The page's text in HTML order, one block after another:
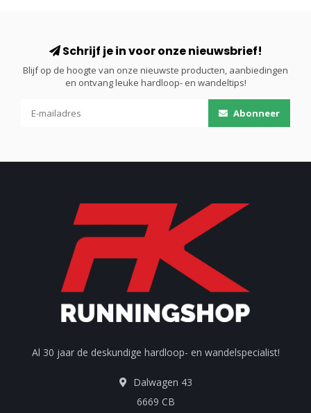
Schrijf je in voor onze nieuwsbrief!
Blijf op de hoogte van onze nieuwste producten, aanbiedingen
en ontvang leuke hardloop- en wandeltips!
Abonneer
Al 30 jaar de deskundige hardloop- en wandelspecialist!
Dalwagen 43
6669 CB